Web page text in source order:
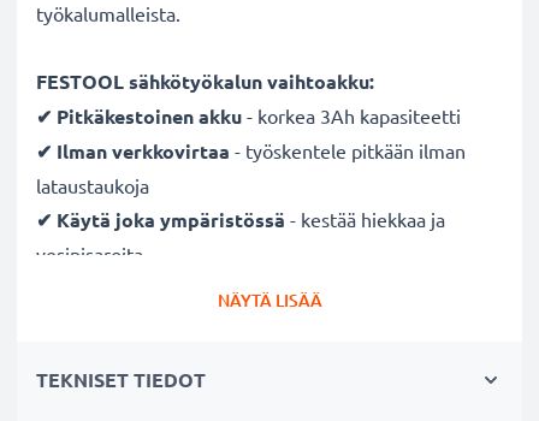
työkalumalleista.
FESTOOL sähkötyökalun vaihtoakku:
✔ Pitkäkestoinenakku - korkea 3Ah kapasiteetti
✔ Ilman verkkovirtaa - työskentele pitkään ilman
lataustaukoja
✔ Käytä joka ympäristössä - kestää hiekkaa ja
vesipisaroita
✔ Säännöllinen ja kattava testaus
moderni nykyaikaisen NiMH-tekniikan ansiosta, joka
NÄYTÄ LISÄÄ
TEKNISET TIEDOT